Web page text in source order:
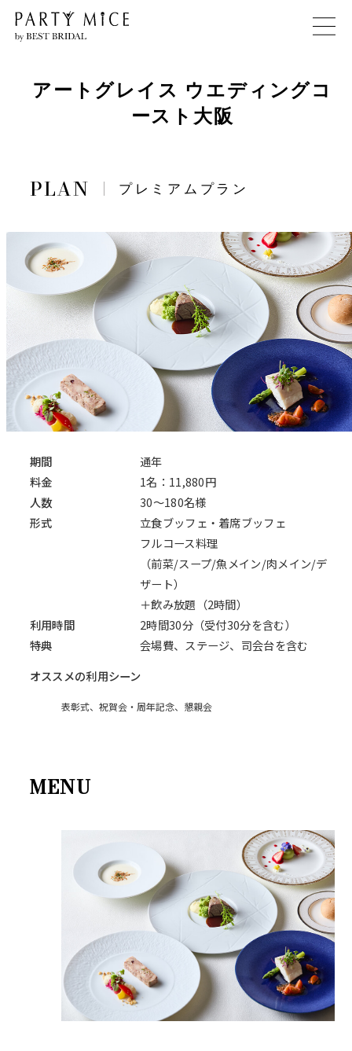
アートグレイス ウエディングコ
ースト大阪
プレミアムプラン
期間
通年
料金
1名：11,880円
人数
30～180名様
形式
立食ブッフェ・着席ブッフェ
フルコース料理
（前菜/スープ/魚メイン/肉メイン/デ
ザート）
＋飲み放題（2時間）
利用時間
2時間30分（受付30分を含む）
特典
会場費、ステージ、司会台を含む
オススメの利用シーン
表彰式、祝賀会・周年記念、懇親会
MENU